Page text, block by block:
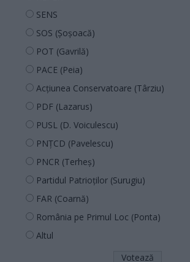
SENS
SOS (Șoșoacă)
POT (Gavrilă)
PACE (Peia)
Acțiunea Conservatoare (Târziu)
PDF (Lazarus)
PUSL (D. Voiculescu)
PNȚCD (Pavelescu)
PNCR (Terheș)
Partidul Patrioților (Surugiu)
FAR (Coarnă)
România pe Primul Loc (Ponta)
Altul